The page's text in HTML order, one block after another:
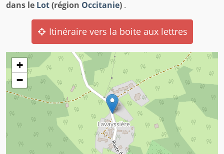
dans le Lot(région Occitanie) .
Itinéraire vers la boite aux lettres
+
−